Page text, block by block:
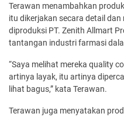
Terawan menambahkan
itu dikerjakan secara detail
diproduksi PT. Zenith Allmart
tantangan industri farmasi
“Saya melihat mereka quality
artinya layak, itu artinya
lihat bagus,” kata Terawan.
Terawan juga menyatakan